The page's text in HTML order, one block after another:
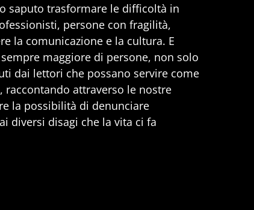
saputo trasformare le difficoltà in
persone con fragilità,
la comunicazione e la cultura. E
maggiore di persone, non solo
dai lettori che possano servire come
attraverso le nostre
la possibilità di denunciare
diversi disagi che la vita ci fa